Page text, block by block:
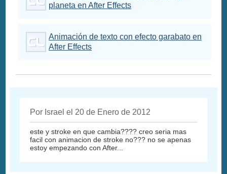
planeta en After Effects
Animación de texto con efecto garabato en
After Effects
Por Israel el 20 de Enero de 2012
este y stroke en que cambia???? creo seria mas
facil con animacion de stroke no??? no se apenas
estoy empezando con After...